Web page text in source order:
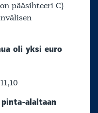
pääsihteeri C)
oli yksi euro
alaltaan